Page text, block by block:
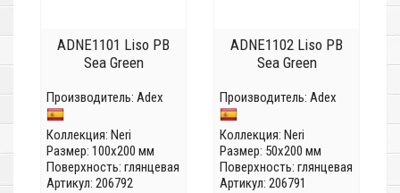
ADNE1101 Liso PB
Sea Green
Производитель: Adex
Коллекция: Neri
Размер: 100x200 мм
Поверхность: глянцевая
Артикул: 206792
ADNE1102 Liso PB
Sea Green
Производитель: Adex
Коллекция: Neri
Размер: 50x200 мм
Поверхность: глянцевая
Артикул: 206791